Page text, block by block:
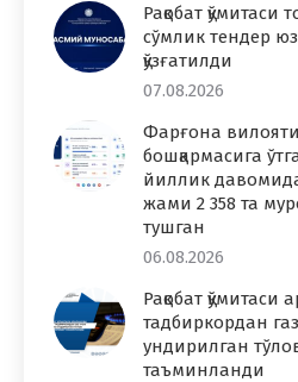
Рақобат
сўмлик тендер
қўзғатилди
07.08.2026
Фарғона
бошқармасига
йиллик
жами 2 358 та
тушган
06.08.2026
Рақобат
тадбиркордан
ундирилган
таъминланди